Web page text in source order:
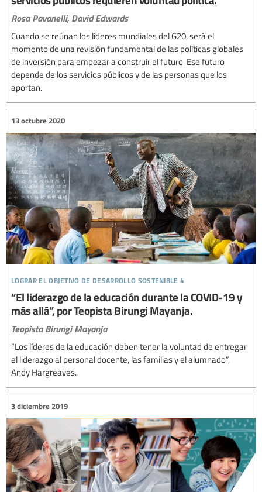
Rosa Pavanelli, David Edwards
Cuando se reúnan los líderes mundiales del G20, será el
momento de una revisión fundamental de las políticas globales
de inversión para empezar a construir el futuro. Ese futuro
depende de los servicios públicos y de las personas que los
aportan.
lograr el objetivo de desarrollo sostenible 4
13 octubre 2020
“El liderazgo de la educación durante la COVID-19 y
más allá”, por Teopista Birungi Mayanja.
Teopista Birungi Mayanja
“Los líderes de la educación deben tener la voluntad de entregar
el liderazgo al personal docente, las familias y el alumnado”,
Andy Hargreaves.
3 diciembre 2019